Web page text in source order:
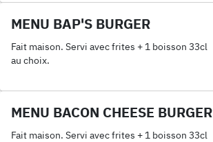
MENU BAP'S BURGER
Fait maison. Servi avec frites + 1 boisson 33cl
au choix.
MENU BACON CHEESE BURGER
Fait maison. Servi avec frites + 1 boisson 33cl